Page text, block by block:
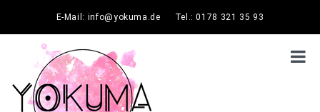
E-Mail: info@yokuma.de Tel.: 0178 321 35 93